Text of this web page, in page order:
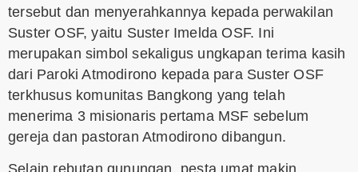
tersebut dan menyerahkannya kepada perwakilan
Suster OSF, yaitu Suster Imelda OSF. Ini
merupakan simbol sekaligus ungkapan terima kasih
dari Paroki Atmodirono kepada para Suster OSF
terkhusus komunitas Bangkong yang telah
menerima 3 misionaris pertama MSF sebelum
gereja dan pastoran Atmodirono dibangun.